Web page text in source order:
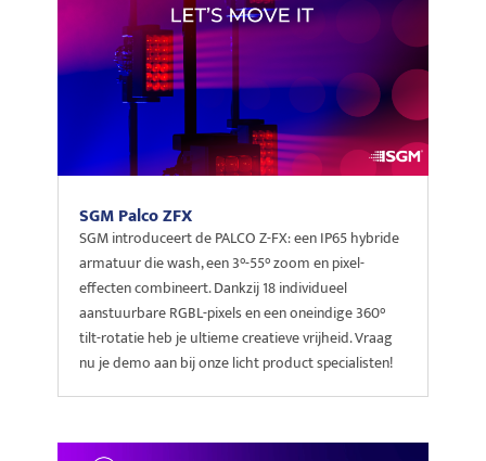
SGM Palco ZFX
SGM introduceert de PALCO Z-FX: een IP65 hybride
armatuur die wash, een 3°-55° zoom en pixel-
effecten combineert. Dankzij 18 individueel
aanstuurbare RGBL-pixels en een oneindige 360°
tilt-rotatie heb je ultieme creatieve vrijheid. Vraag
nu je demo aan bij onze licht product specialisten!